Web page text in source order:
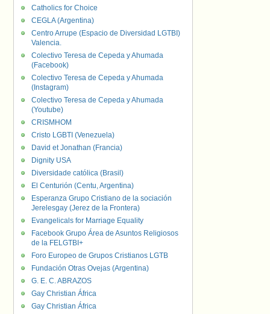
Catholics for Choice
CEGLA (Argentina)
Centro Arrupe (Espacio de Diversidad LGTBI)
Valencia.
Colectivo Teresa de Cepeda y Ahumada
(Facebook)
Colectivo Teresa de Cepeda y Ahumada
(Instagram)
Colectivo Teresa de Cepeda y Ahumada
(Youtube)
CRISMHOM
Cristo LGBTI (Venezuela)
David et Jonathan (Francia)
Dignity USA
Diversidade católica (Brasil)
El Centurión (Centu, Argentina)
Esperanza Grupo Cristiano de la sociación
Jerelesgay (Jerez de la Frontera)
Evangelicals for Marriage Equality
Facebook Grupo Área de Asuntos Religiosos
de la FELGTBI+
Foro Europeo de Grupos Cristianos LGTB
Fundación Otras Ovejas (Argentina)
G. E. C. ABRAZOS
Gay Christian África
Gay Christian África